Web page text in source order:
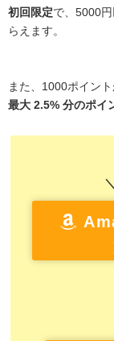
初回限定で、5000
らえます。
また、1000ポイン
最大 2.5% 分のポイ